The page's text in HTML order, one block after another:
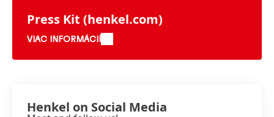
Press Kit (henkel.com)
VIAC INFORMÁCIÍ
Henkel on Social Media